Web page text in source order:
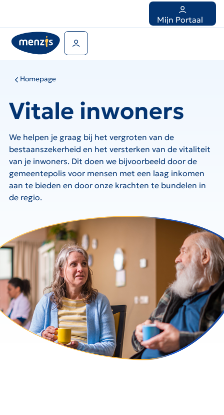
snelle
navigatie
Mijn Portaal
Homepage
Vitale inwoners
We helpen je graag bij het vergroten van de
bestaanszekerheid en het versterken van de vitaliteit
van je inwoners. Dit doen we bijvoorbeeld door de
gemeentepolis voor mensen met een laag inkomen
aan te bieden en door onze krachten te bundelen in
de regio.